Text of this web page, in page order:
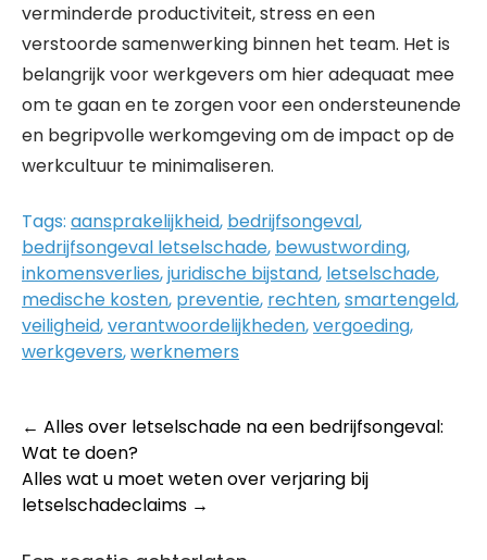
verminderde productiviteit, stress en een
verstoorde samenwerking binnen het team. Het is
belangrijk voor werkgevers om hier adequaat mee
om te gaan en te zorgen voor een ondersteunende
en begripvolle werkomgeving om de impact op de
werkcultuur te minimaliseren.
Tags: aansprakelijkheid, bedrijfsongeval,
bedrijfsongeval letselschade, bewustwording,
inkomensverlies,juridische bijstand, letselschade,
medische kosten, preventie, rechten,smartengeld,
veiligheid,verantwoordelijkheden,vergoeding,
werkgevers,werknemers
Post
navigation
← Alles over letselschade na een bedrijfsongeval:
Wat te doen?
Alles wat u moet weten over verjaring bij
letselschadeclaims →